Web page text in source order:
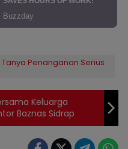
Penanganan Serius
Keluarga
Baznas Sidrap